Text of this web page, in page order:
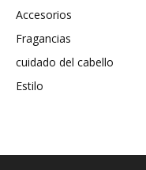
Accesorios
Fragancias
cuidado del cabello
Estilo